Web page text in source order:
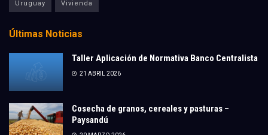
Uruguay Vivienda
Últimas Noticias
Taller Aplicación de Normativa Banco Centralista
21 ABRIL 2026
Cosecha de granos, cereales y pasturas –
Paysandú